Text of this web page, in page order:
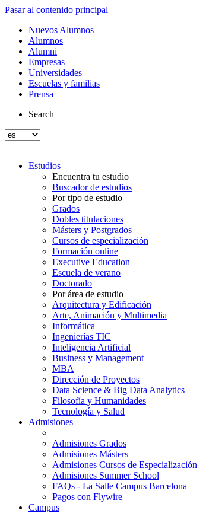
Pasar al contenido principal
Nuevos Alumnos
Alumnos
Alumni
Empresas
Universidades
Escuelas y familias
Prensa
Search
Estudios
Encuentra tu estudio
Buscador de estudios
Por tipo de estudio
Grados
Dobles titulaciones
Másters y Postgrados
Cursos de especialización
Formación online
Executive Education
Escuela de verano
Doctorado
Por área de estudio
Arquitectura y Edificación
Arte, Animación y Multimedia
Informática
Ingenierías TIC
Inteligencia Artificial
Business y Management
MBA
Dirección de Proyectos
Data Science & Big Data Analytics
Filosofía y Humanidades
Tecnología y Salud
Admisiones
Admisiones Grados
Admisiones Másters
Admisiones Cursos de Especialización
Admisiones Summer School
FAQs - La Salle Campus Barcelona
Pagos con Flywire
Campus